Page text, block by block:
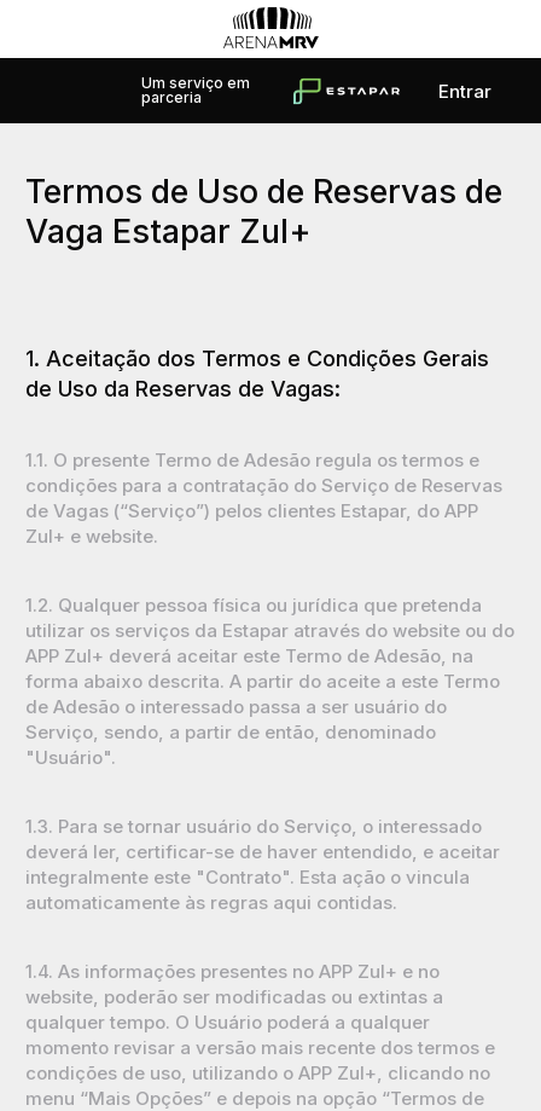
Um serviço em
parceria
Entrar
Termos de Uso de Reservas de
Vaga Estapar Zul+
1. Aceitação dos Termos e Condições Gerais
de Uso da Reservas de Vagas:
1.1. O presente Termo de Adesão regula os termos e
condições para a contratação do Serviço de Reservas
de Vagas (“Serviço”) pelos clientes Estapar, do APP
Zul+ e website.
1.2. Qualquer pessoa física ou jurídica que pretenda
utilizar os serviços da Estapar através do website ou do
APP Zul+ deverá aceitar este Termo de Adesão, na
forma abaixo descrita. A partir do aceite a este Termo
de Adesão o interessado passa a ser usuário do
Serviço, sendo, a partir de então, denominado
"Usuário".
1.3. Para se tornar usuário do Serviço, o interessado
deverá ler, certificar-se de haver entendido, e aceitar
integralmente este "Contrato". Esta ação o vincula
automaticamente às regras aqui contidas.
1.4. As informações presentes no APP Zul+ e no
website, poderão ser modificadas ou extintas a
qualquer tempo. O Usuário poderá a qualquer
momento revisar a versão mais recente dos termos e
condições de uso, utilizando o APP Zul+, clicando no
menu “Mais Opções” e depois na opção “Termos de